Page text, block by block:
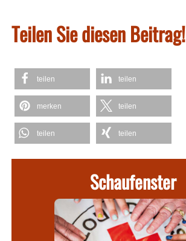
Teilen Sie diesen Beitrag!
teilen teilen
merken teilen
teilen teilen
Schaufenster